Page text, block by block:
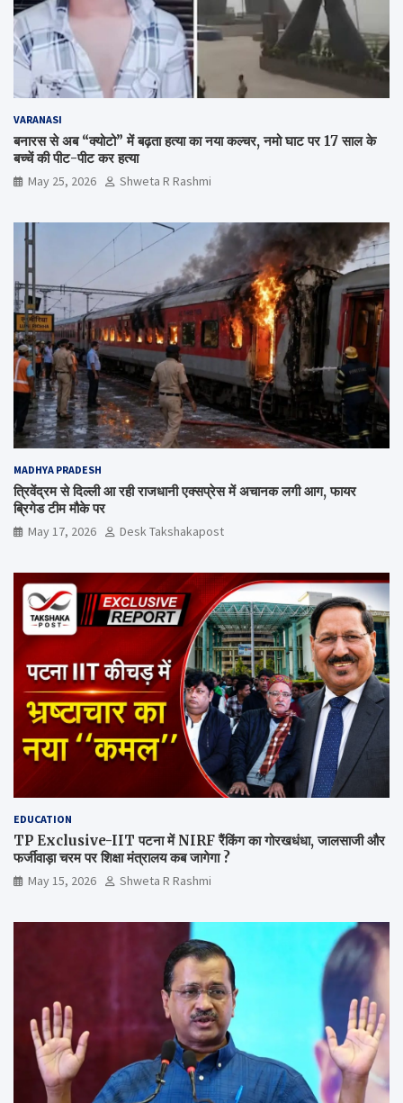
VARANASI
बनारस से अब “क्योटो” में बढ़ता हत्या का नया कल्चर, नमो घाट पर 17 साल के
बच्चें की पीट-पीट कर हत्या
May 25, 2026 Shweta R Rashmi
MADHYA PRADESH
त्रिवेंद्रम से दिल्ली आ रही राजधानी एक्सप्रेस में अचानक लगी आग, फायर
ब्रिगेड टीम मौके पर
May 17, 2026 Desk Takshakapost
EDUCATION
TP Exclusive-IIT पटना में NIRF रैंकिंग का गोरखधंधा, जालसाजी और
फर्जीवाड़ा चरम पर शिक्षा मंत्रालय कब जागेगा ?
May 15, 2026 Shweta R Rashmi